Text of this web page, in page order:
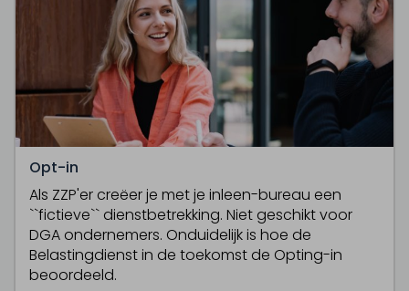
Opt-in
Als ZZP'er creëer je met je inleen-bureau een
``fictieve`` dienstbetrekking. Niet geschikt voor
DGA ondernemers. Onduidelijk is hoe de
Belastingdienst in de toekomst de Opting-in
beoordeeld.